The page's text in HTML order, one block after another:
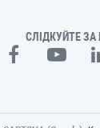
СЛІДКУЙТЕ